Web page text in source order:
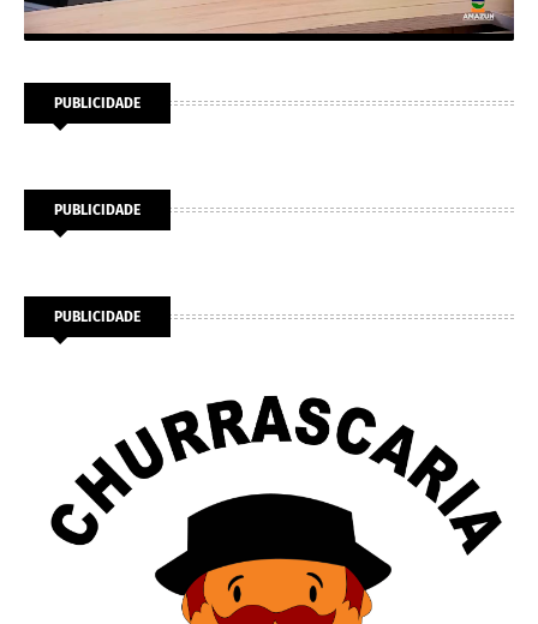
PUBLICIDADE
PUBLICIDADE
PUBLICIDADE